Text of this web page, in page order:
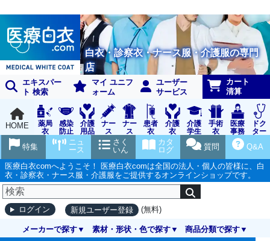
白衣・診察衣・ナース服・介護服の専門
店
エキスパー
ト 検索
マイ ユニフ
ォーム
ユーザー
サービス
カート
清算
HOME
薬局
衣
感染
防止
用品
介護
用品
ナー
ス
グッ
ズ
ナー
ス
ウェ
ア
患者
衣
介護
衣
介護
学生
実習
衣
手術
衣
医療
事務
受付
ドク
ター
ア
Q&A
質問
カタ
ログ
さく
いん
ニュ
ース
特集
医療白衣comへようこそ！ 医療白衣comは全国の法人・個人の皆様に、白
衣・診察衣・ナース服・介護服をご提供するオンラインショップです。
ログイン 新規ユーザー登録 (無料)
メーカーで探す 素材・形状・色で探す 商品分類で探す